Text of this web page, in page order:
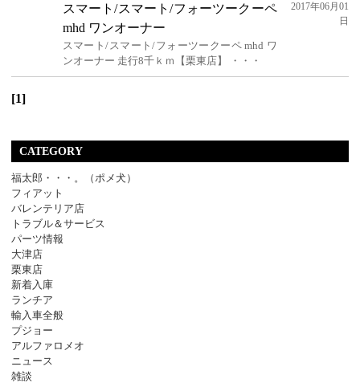
スマート/スマート/フォーツークーペ
mhd ワンオーナー
スマート/スマート/フォーツークーペ mhd ワ
ンオーナー 走行8千ｋｍ【栗東店】 ・・・
2017年06月01
日
[1]
CATEGORY
福太郎・・・。（ポメ犬）
フィアット
バレンテリア店
トラブル＆サービス
パーツ情報
大津店
栗東店
新着入庫
ランチア
輸入車全般
プジョー
アルファロメオ
ニュース
雑談